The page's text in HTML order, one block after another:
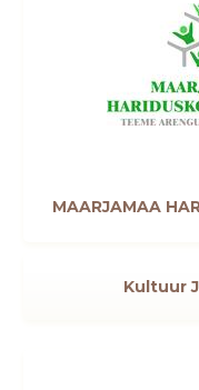
MAARJAMAA
Kultuur